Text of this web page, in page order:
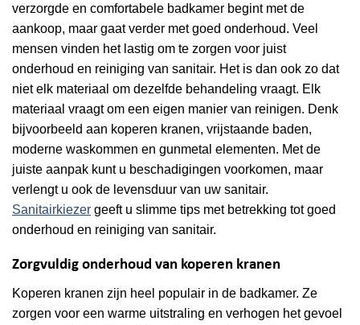
verzorgde en comfortabele badkamer begint met de
aankoop, maar gaat verder met goed onderhoud. Veel
mensen vinden het lastig om te zorgen voor juist
onderhoud en reiniging van sanitair. Het is dan ook zo dat
niet elk materiaal om dezelfde behandeling vraagt. Elk
materiaal vraagt om een eigen manier van reinigen. Denk
bijvoorbeeld aan koperen kranen, vrijstaande baden,
moderne waskommen en gunmetal elementen. Met de
juiste aanpak kunt u beschadigingen voorkomen, maar
verlengt u ook de levensduur van uw sanitair.
Sanitairkiezer geeft u slimme tips met betrekking tot goed
onderhoud en reiniging van sanitair.
Zorgvuldig onderhoud van koperen kranen
Koperen kranen zijn heel populair in de badkamer. Ze
zorgen voor een warme uitstraling en verhogen het gevoel